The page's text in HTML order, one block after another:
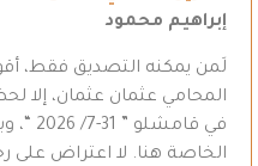
إبراهيم محمود
لَمن يمكنه التصديق فقط،
المحامي عثمان عثمان، إلا
في
الخاصة هنا. لا اعتراض على